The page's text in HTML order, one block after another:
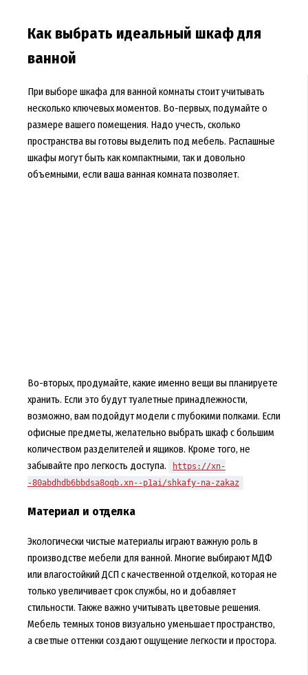
Как выбрать идеальный шкаф для
ванной
При выборе шкафа для ванной комнаты стоит учитывать
несколько ключевых моментов. Во-первых, подумайте о
размере вашего помещения. Надо учесть, сколько
пространства вы готовы выделить под мебель. Распашные
шкафы могут быть как компактными, так и довольно
объемными, если ваша ванная комната позволяет.
Во-вторых, продумайте, какие именно вещи вы планируете
хранить. Если это будут туалетные принадлежности,
возможно, вам подойдут модели с глубокими полками. Если
офисные предметы, желательно выбрать шкаф с большим
количеством разделителей и ящиков. Кроме того, не
забывайте про легкость доступа.
https://xn-
-80abdhdb6bbdsa8oqb.xn--p1ai/shkafy-na-zakaz
Материал и отделка
Экологически чистые материалы играют важную роль в
производстве мебели для ванной. Многие выбирают МДФ
или влагостойкий ДСП с качественной отделкой, которая не
только увеличивает срок службы, но и добавляет
стильности. Также важно учитывать цветовые решения.
Мебель темных тонов визуально уменьшает пространство,
а светлые оттенки создают ощущение легкости и простора.